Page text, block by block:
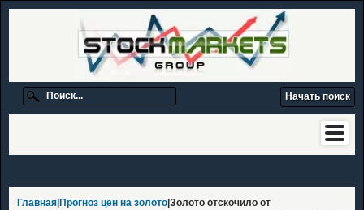
Главная Прогноз цен на золото |Золото отскочило от